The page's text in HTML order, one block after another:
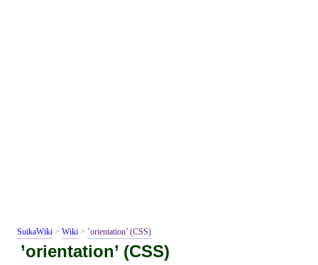
SuikaWiki > Wiki > ’orientation’ (CSS)
’orientation’ (CSS)